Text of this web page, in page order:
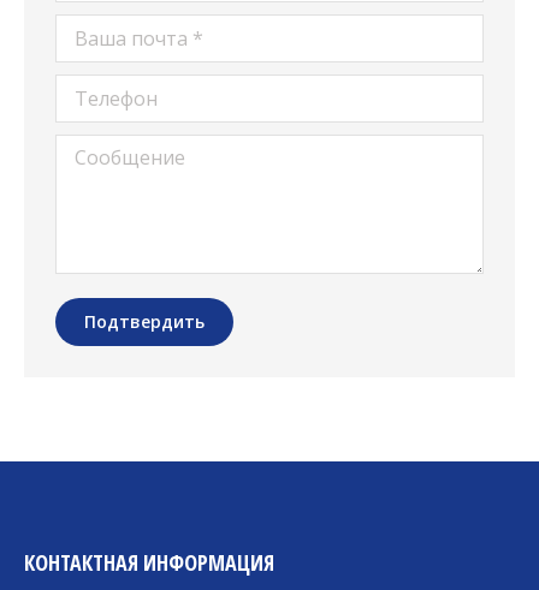
Ваша почта *
Телефон
Сообщение
Подтвердить
КОНТАКТНАЯ ИНФОРМАЦИЯ